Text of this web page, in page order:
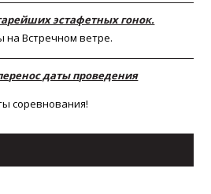
эстафетных гонок.
на Встречном ветре.
даты проведения
соревнования!